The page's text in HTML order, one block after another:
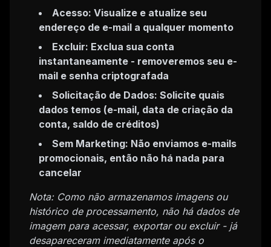
Acesso: Visualize e atualize seu
endereço de e-mail a qualquer momento
Excluir: Exclua sua conta
instantaneamente - removeremos seu e-
mail e senha criptografada
Solicitação de Dados: Solicite quais
dados temos (e-mail, data de criação da
conta, saldo de créditos)
Sem Marketing: Não enviamos e-mails
promocionais, então não há nada para
cancelar
Nota: Como não armazenamos imagens ou
histórico de processamento, não há dados de
imagem para acessar, exportar ou excluir - já
desapareceram imediatamente após o